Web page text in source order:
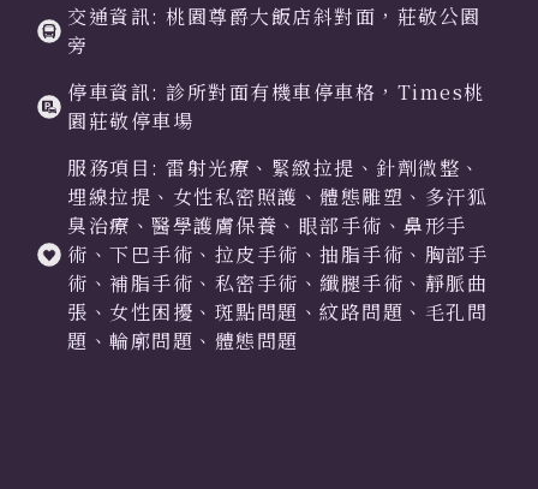
交通資訊: 桃園尊爵大飯店斜對面，莊敬公園
旁
停車資訊: 診所對面有機車停車格，Times桃
園莊敬停車場
服務項目: 雷射光療、緊緻拉提、針劑微整、
埋線拉提、女性私密照護、體態雕塑、多汗狐
臭治療、醫學護膚保養、眼部手術、鼻形手
術、下巴手術、拉皮手術、抽脂手術、胸部手
術、補脂手術、私密手術、纖腿手術、靜脈曲
張、女性困擾、斑點問題、紋路問題、毛孔問
題、輪廓問題、體態問題